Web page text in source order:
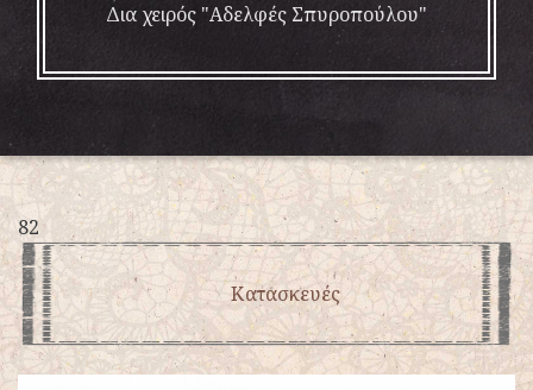
Δια χειρός "Αδελφές Σπυροπούλου"
82
Κατασκευές